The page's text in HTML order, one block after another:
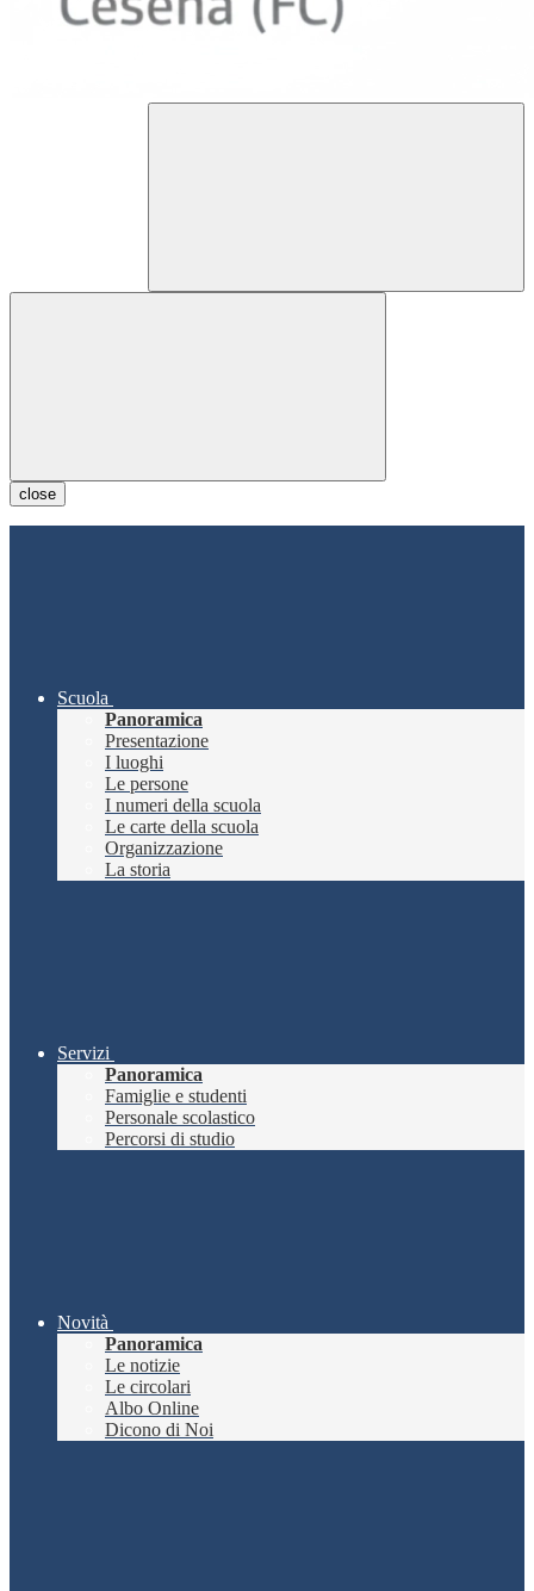
close
Scuola
Panoramica
Presentazione
I luoghi
Le persone
I numeri della scuola
Le carte della scuola
Organizzazione
La storia
Servizi
Panoramica
Famiglie e studenti
Personale scolastico
Percorsi di studio
Novità
Panoramica
Le notizie
Le circolari
Albo Online
Dicono di Noi